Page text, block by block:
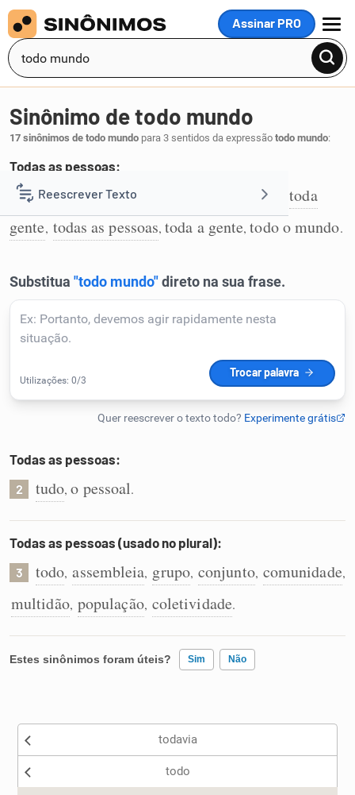
Assinar PRO
MENU
Reescrever Texto
Resumir Texto
Corrigir Texto
Detector de IA
Humanizador de IA
Cata-letras
Conexões
Caça-palavras
Dicionário
Sinônimo de todo mundo
17 sinônimos de todo mundo para 3 sentidos da expressão todo mundo:
Todas as pessoas:
1 todos,a humanidade o mundo inteiro
toda
gente, todas as pessoas,toda a gente,todo o mundo.
Todas as pessoas:
2 tudo,o pessoal.
Todas as pessoas (usado no plural):
3 todo, assembleia, grupo, conjunto, comunidade,
multidão, população, coletividade.
Estes sinônimos foram úteis? Sim Não
Nenhum dos sinônimos apresentados me ajudou
todavia
todo